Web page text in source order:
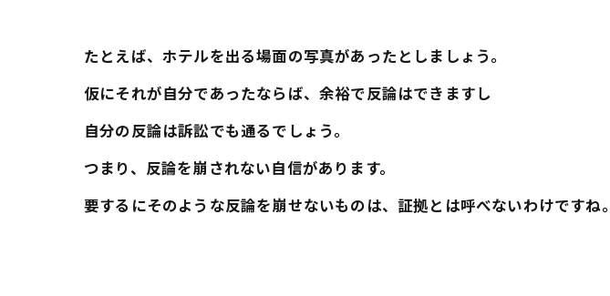
たとえば、ホテルを出る場面の写真があったとしましょう。
仮にそれが自分であったならば、余裕で反論はできますし
自分の反論は訴訟でも通るでしょう。
つまり、反論を崩されない自信があります。
要するにそのような反論を崩せないものは、証拠とは呼べないわけですね。